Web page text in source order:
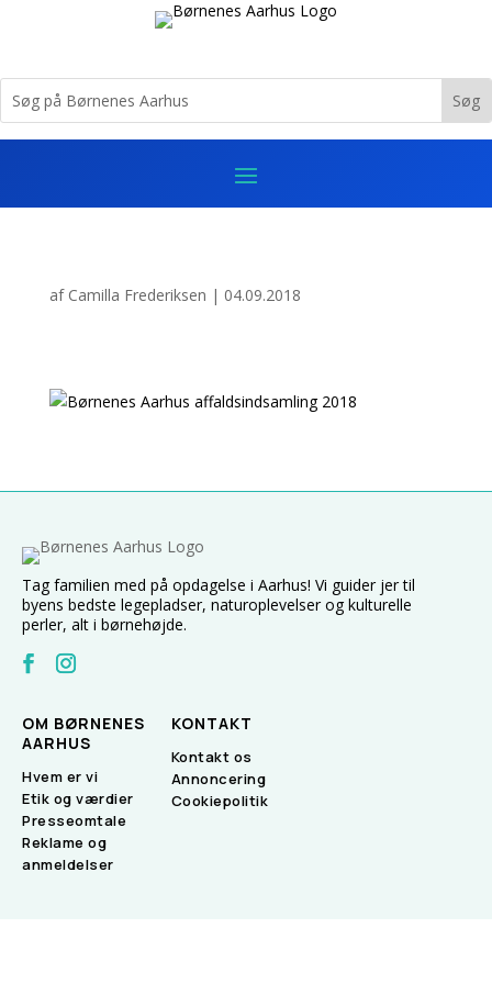
af Camilla Frederiksen | 04.09.2018
Tag familien med på opdagelse i Aarhus! Vi guider jer til
byens bedste legepladser, naturoplevelser og kulturelle
perler, alt i børnehøjde.
OM BØRNENES
AARHUS
Hvem er vi
Etik og værdier
Presseomtale
Reklame og
anmeldelser
KONTAKT
Kontakt os
Annoncering
Cookiepolitik